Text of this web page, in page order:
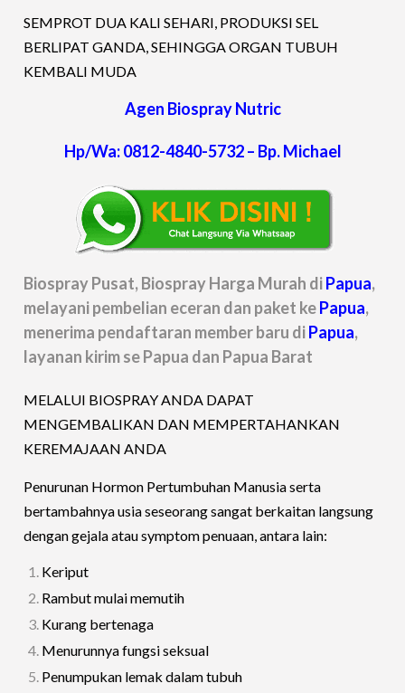
SEMPROT DUA KALI SEHARI, PRODUKSI SEL
BERLIPAT GANDA, SEHINGGA ORGAN TUBUH
KEMBALI MUDA
Agen Biospray Nutric
Hp/Wa: 0812-4840-5732 – Bp. Michael
Biospray Pusat, Biospray Harga Murah diPapua,
melayani pembelian eceran dan paket kePapua,
menerima pendaftaran member baru diPapua,
layanan kirim se Papua dan Papua Barat
MELALUI BIOSPRAY ANDA DAPAT
MENGEMBALIKAN DAN MEMPERTAHANKAN
KEREMAJAAN ANDA
Penurunan Hormon Pertumbuhan Manusia serta
bertambahnya usia seseorang sangat berkaitan langsung
dengan gejala atau symptom penuaan, antara lain:
Keriput
Rambut mulai memutih
Kurang bertenaga
Menurunnya fungsi seksual
Penumpukan lemak dalam tubuh